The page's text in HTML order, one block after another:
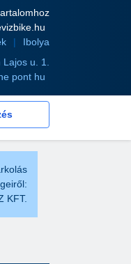
Ibolya
Lajos u. 1.
pont hu
KFT.